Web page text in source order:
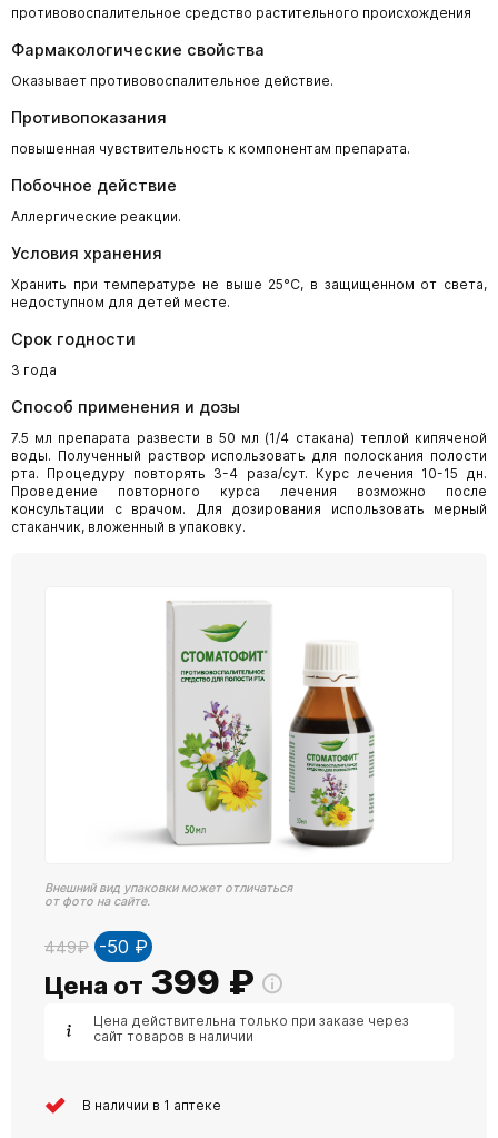
противовоспалительное средство растительного происхождения
Фармакологические свойства
Оказывает противовоспалительное действие.
Противопоказания
повышенная чувствительность к компонентам препарата.
Побочное действие
Аллергические реакции.
Условия хранения
Хранить при температуре не выше 25°С, в защищенном от света,
недоступном для детей месте.
Срок годности
3 года
Способ применения и дозы
7.5 мл препарата развести в 50 мл (1/4 стакана) теплой кипяченой
воды. Полученный раствор использовать для полоскания полости
рта. Процедуру повторять 3-4 раза/сут. Курс лечения 10-15 дн.
Проведение повторного курса лечения возможно после
консультации с врачом. Для дозирования использовать мерный
стаканчик, вложенный в упаковку.
Внешний вид упаковки может отличаться
от фото на сайте.
449₽ -50 ₽
Цена от 399 ₽
Цена действительна только при заказе через
сайт товаров в наличии
В наличии в 1 аптеке